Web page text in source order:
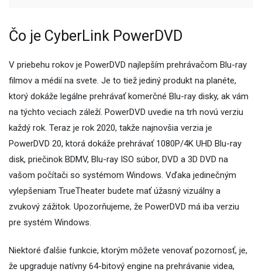
Čo je CyberLink PowerDVD
V priebehu rokov je PowerDVD najlepším prehrávačom Blu-ray
filmov a médií na svete. Je to tiež jediný produkt na planéte,
ktorý dokáže legálne prehrávať komerčné Blu-ray disky, ak vám
na týchto veciach záleží. PowerDVD uvedie na trh novú verziu
každý rok. Teraz je rok 2020, takže najnovšia verzia je
PowerDVD 20, ktorá dokáže prehrávať 1080P/4K UHD Blu-ray
disk, priečinok BDMV, Blu-ray ISO súbor, DVD a 3D DVD na
vašom počítači so systémom Windows. Vďaka jedinečným
vylepšeniam TrueTheater budete mať úžasný vizuálny a
zvukový zážitok. Upozorňujeme, že PowerDVD má iba verziu
pre systém Windows.
Niektoré ďalšie funkcie, ktorým môžete venovať pozornosť, je,
že upgraduje natívny 64-bitový engine na prehrávanie videa,